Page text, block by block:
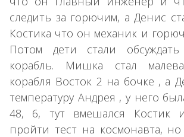
следить за горючим, а Денис
Костика что он механик и
Потом дети стали
корабль. Мишка стал
корабля Восток 2 на бочке , а
температуру Андрея , у него
48, 6, тут вмешался Костик
пройти тест на космонавта,